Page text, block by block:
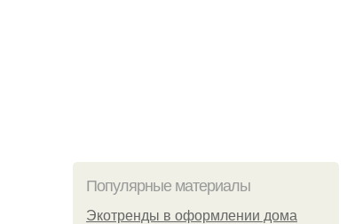
Популярные материалы
Экотренды в оформлении дома